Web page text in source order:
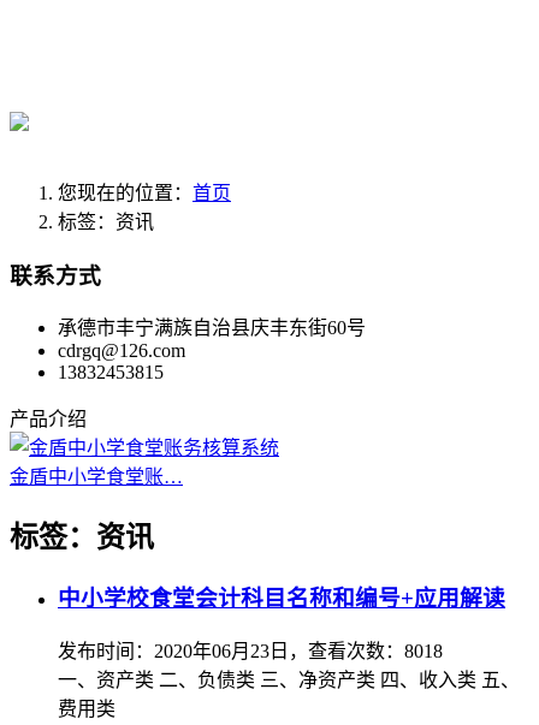
您现在的位置： 首页
标签：资讯
联系方式
承德市丰宁满族自治县庆丰东街60号
cdrgq@126.com
13832453815
产品介绍
金盾中小学食堂账…
标签：资讯
中小学校食堂会计科目名称和编号+应用解读
发布时间：2020年06月23日，查看次数：8018
一、资产类 二、负债类 三、净资产类 四、收入类 五、
费用类